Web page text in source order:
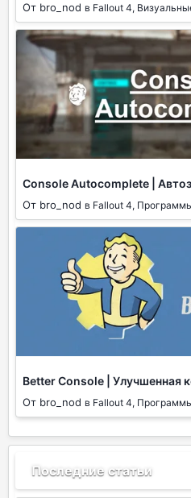
От bro_nod в Fallout 4,
Console Autocomplete |
От bro_nod в Fallout 4,
Better Console | Улучшенная
От bro_nod в Fallout 4,
Последние статьи